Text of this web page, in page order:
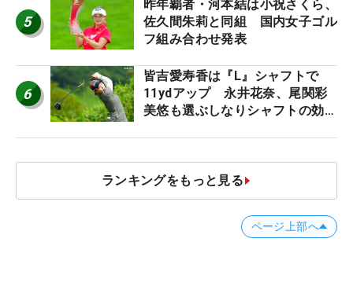
5
昨年覇者・河本結は小祝さくら、
佐久間朱莉と同組 国内女子ゴル
フ組み合わせ発表
6
皆吉愛寿香は『L』シャフトで
11ydアップ 永井花奈、尾関彩
美悠も選ぶしなりシャフトの効果
ランキングをもっと見る
ページ上部へ